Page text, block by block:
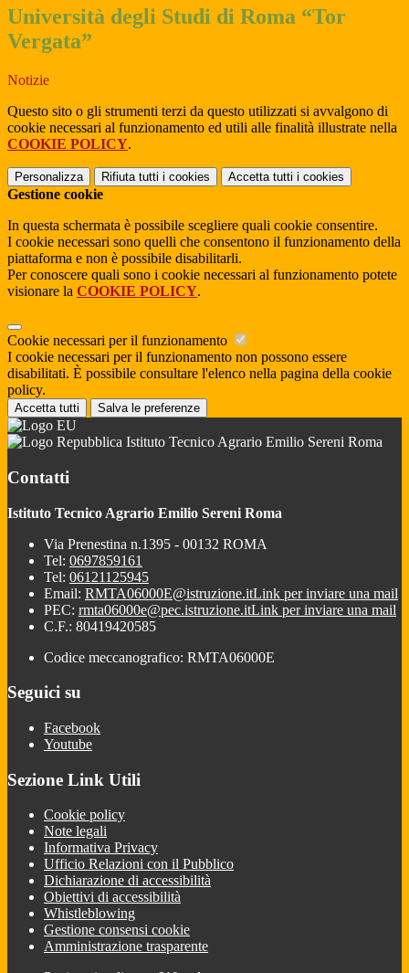
Università degli Studi di Roma “Tor
Vergata”
Notizie
Questo sito o gli strumenti terzi da questo utilizzati si avvalgono di
cookie necessari al funzionamento ed utili alle finalità illustrate nella
COOKIE POLICY.
Personalizza Rifiuta tutti i cookies Accetta tutti i cookies
Gestione cookie
In questa schermata è possibile scegliere quali cookie consentire.
I cookie necessari sono quelli che consentono il funzionamento della
piattaforma e non è possibile disabilitarli.
Per conoscere quali sono i cookie necessari al funzionamento potete
visionare la COOKIE POLICY.
Cookie necessari per il funzionamento
I cookie necessari per il funzionamento non possono essere
disabilitati. È possibile consultare l'elenco nella pagina della cookie
policy.
Accetta tutti Salva le preferenze
Istituto Tecnico Agrario Emilio Sereni Roma
Contatti
Istituto Tecnico Agrario Emilio Sereni Roma
Via Prenestina n.1395 - 00132 ROMA
Tel: 0697859161
Tel: 06121125945
Email: RMTA06000E@istruzione.itLink per inviare una mail
PEC: rmta06000e@pec.istruzione.itLink per inviare una mail
C.F.: 80419420585
Codice meccanografico: RMTA06000E
Seguici su
Facebook
Youtube
Sezione Link Utili
Cookie policy
Note legali
Informativa Privacy
Ufficio Relazioni con il Pubblico
Dichiarazione di accessibilità
Obiettivi di accessibilità
Whistleblowing
Gestione consensi cookie
Amministrazione trasparente